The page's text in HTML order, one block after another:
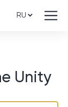
Unity